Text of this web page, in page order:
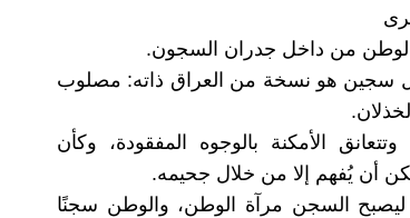
من داخل جدران السجون.
سجين هو نسخة من العراق ذاته: مصلوب
الأمكنة بالوجوه المفقودة، وكأن
أن يُفهم إلا من خلال جحيمه.
ليصبح السجن مرآة الوطن، والوطن سجنًا